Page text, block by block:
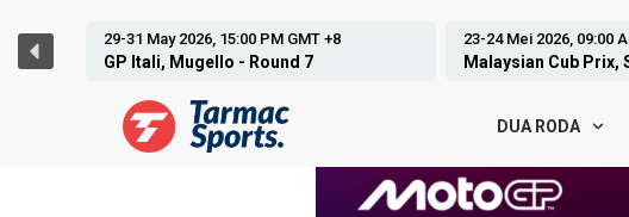
23-24 Mei 2026, 09:00 AM GMT +8
Malaysian Cub Prix, Sepang- Round 2
27-28 Jun 2026, 09:00
Malaysian Cub Prix,
DUA RODA